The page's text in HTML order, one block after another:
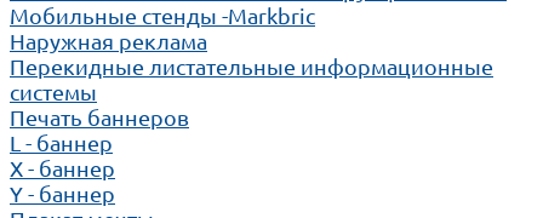
Мобильные стенды -Markbric
Наружная реклама
Перекидные листательные информационные
системы
Печать баннеров
L - баннер
X - баннер
Y - баннер